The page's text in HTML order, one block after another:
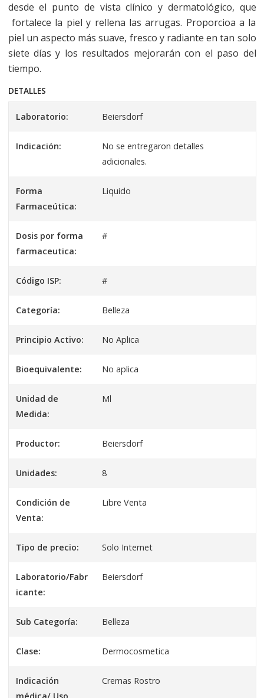
desde el punto de vista clínico y dermatológico, que
fortalece la piel y rellena las arrugas. Proporcioa a la
piel un aspecto más suave, fresco y radiante en tan solo
siete días y los resultados mejorarán con el paso del
tiempo.
DETALLES
Laboratorio: Beiersdorf
Indicación:
No se entregaron detalles
adicionales.
Forma
Farmaceútica:
Liquido
Dosis por forma
farmaceutica:
#
Código ISP: #
Categoría: Belleza
Principio Activo: No Aplica
Bioequivalente: No aplica
Unidad de
Medida:
Ml
Productor: Beiersdorf
Unidades: 8
Condición de
Venta:
Libre Venta
Tipo de precio: Solo Internet
Laboratorio/Fabr
icante:
Beiersdorf
Sub Categoría: Belleza
Clase: Dermocosmetica
Indicación
Cremas Rostro